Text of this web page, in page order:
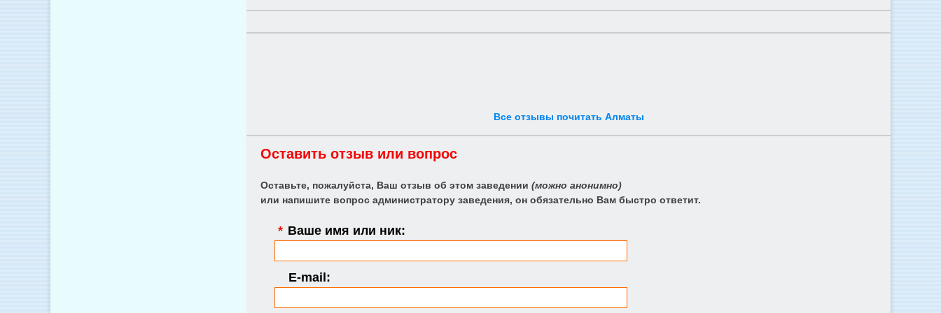
Все отзывы почитать Алматы
Оставить отзыв или вопрос
Оставьте, пожалуйста, Ваш отзыв об этом заведении (можно анонимно)
или напишите вопрос администратору заведения, он обязательно Вам быстро ответит.
* Ваше имя или ник:
E-mail: